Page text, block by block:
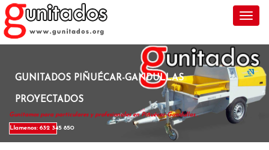
GUNITADOS PIÑUÉCAR-GANDULLAS
PROYECTADOS
Gunitamos para particulares y profesionales en Piñuécar-Gandullas .
Llamenos: 632 345 850